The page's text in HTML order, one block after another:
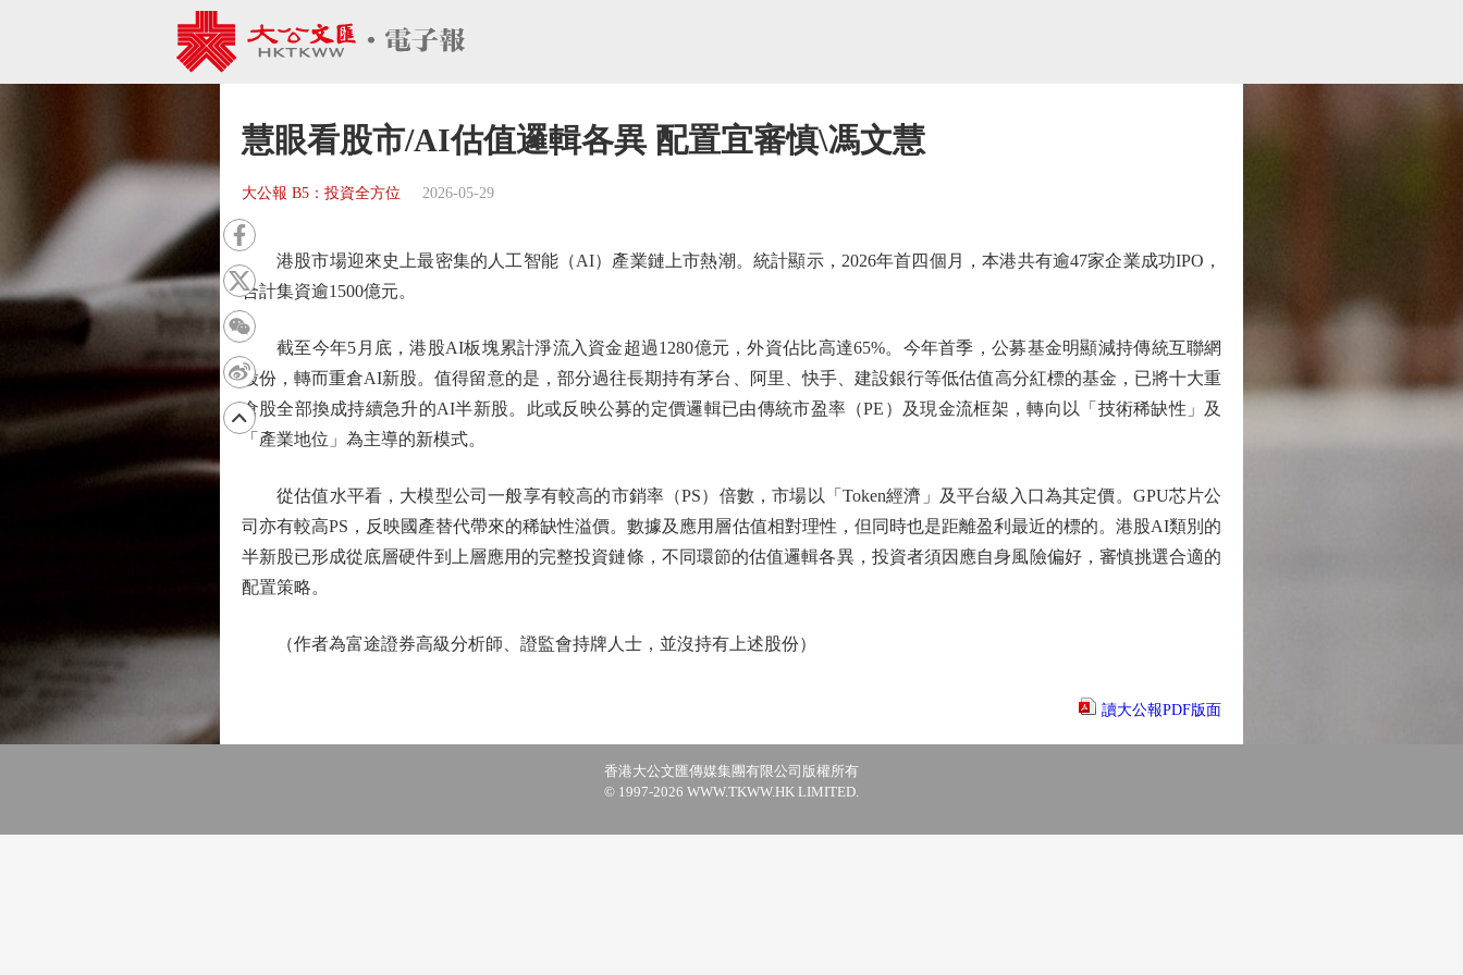
慧眼看股市/AI估值邏輯各異 配置宜審慎\馮文慧
大公報 B5：投資全方位 2026-05-29
港股市場迎來史上最密集的人工智能（AI）產業鏈上市熱潮。統計顯示，2026年首四個月，本港共有逾47家企業成功IPO，
合計集資逾1500億元。
截至今年5月底，港股AI板塊累計淨流入資金超過1280億元，外資佔比高達65%。今年首季，公募基金明顯減持傳統互聯網
股份，轉而重倉AI新股。值得留意的是，部分過往長期持有茅台、阿里、快手、建設銀行等低估值高分紅標的基金，已將十大重
倉股全部換成持續急升的AI半新股。此或反映公募的定價邏輯已由傳統市盈率（PE）及現金流框架，轉向以「技術稀缺性」及
「產業地位」為主導的新模式。
從估值水平看，大模型公司一般享有較高的市銷率（PS）倍數，市場以「Token經濟」及平台級入口為其定價。GPU芯片公
司亦有較高PS，反映國產替代帶來的稀缺性溢價。數據及應用層估值相對理性，但同時也是距離盈利最近的標的。港股AI類別的
半新股已形成從底層硬件到上層應用的完整投資鏈條，不同環節的估值邏輯各異，投資者須因應自身風險偏好，審慎挑選合適的
配置策略。
（作者為富途證券高級分析師、證監會持牌人士，並沒持有上述股份）
讀大公報PDF版面
香港大公文匯傳媒集團有限公司版權所有
© 1997-2026 WWW.TKWW.HK LIMITED.